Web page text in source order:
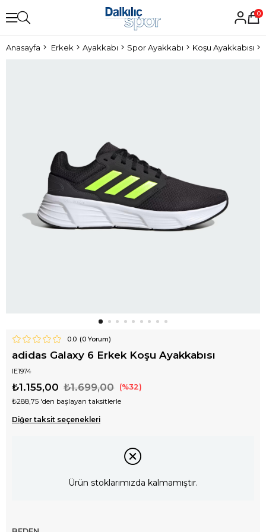
0
Anasayfa Erkek Ayakkabı Spor Ayakkabı Koşu Ayakkabısı
0.0 (0Yorum)
adidas Galaxy 6 Erkek Koşu Ayakkabısı
IE1974
₺1.699,00
₺1.155,00 32
₺288,75 'den başlayan taksitlerle
Diğer taksit seçenekleri
Ürün stoklarımızda kalmamıştır.